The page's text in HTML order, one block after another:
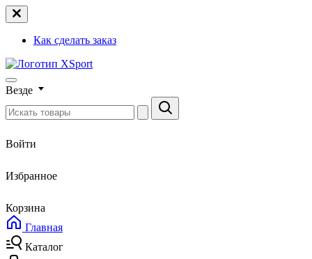
Как сделать заказ
Везде
Войти
Избранное
Корзина
Главная
Каталог